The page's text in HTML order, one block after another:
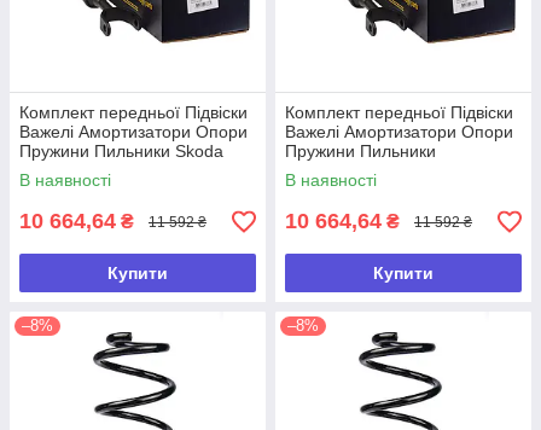
Комплект передньої Підвіски
Важелі Амортизатори Опори
Пружини Пильники Skoda
Superb 1 Шкода Суперб 1
В наявності
10 664,64 ₴ 11 592 ₴
Купити
Комплект передньої Підвіски
Важелі Амортизатори Опори
Пружини Пильники
Volkswagen Passat B5
Фольксваген Пассат Б5
В наявності
10 664,64 ₴ 11 592 ₴
Купити
–8% –8%